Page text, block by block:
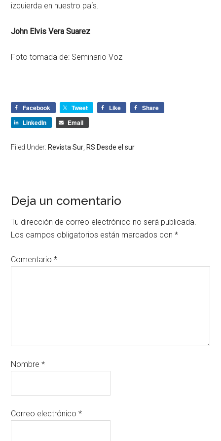
izquierda en nuestro país.
John Elvis Vera Suarez
Foto tomada de: Seminario Voz
Facebook Tweet Like
Share
LinkedIn
Email
Filed Under:Revista Sur ,RS Desde el sur
Deja un comentario
Tu dirección de correo electrónico no será publicada.
Los campos obligatorios están marcados con*
Comentario*
Nombre*
Correo electrónico*